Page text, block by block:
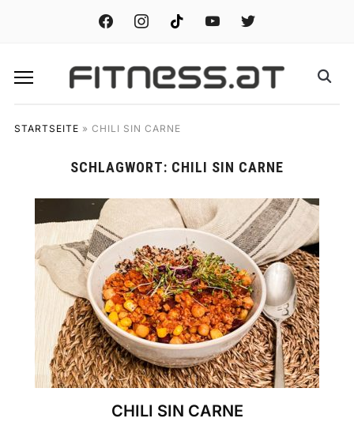
facebook instagramtiktok youtube twitter
STARTSEITE » CHILI SIN CARNE
SCHLAGWORT: CHILI SIN CARNE
CHILI SIN CARNE